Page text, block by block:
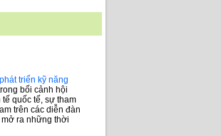
triển kỹ năng
bối cảnh hội
quốc tế, sự tham
trên các diễn đàn
ra những thời